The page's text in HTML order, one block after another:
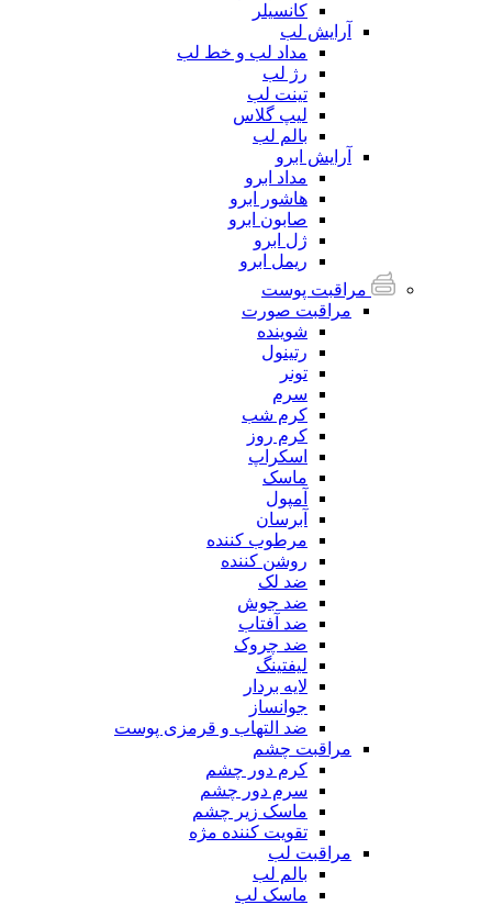
کانسیلر
آرایش لب
مداد لب و خط لب
رژ لب
تینت لب
لیپ گلاس
بالم لب
آرایش ابرو
مداد ابرو
هاشور ابرو
صابون ابرو
ژل ابرو
ریمل ابرو
مراقبت پوست
مراقبت صورت
شوینده
رتینول
تونر
سرم
کرم شب
کرم روز
اسکراپ
ماسک
آمپول
آبرسان
مرطوب کننده
روشن کننده
ضد لک
ضد جوش
ضد آفتاب
ضد چروک
لیفتینگ
لایه بردار
جوانساز
ضد التهاب و قرمزی پوست
مراقبت چشم
کرم دور چشم
سرم دور چشم
ماسک زیر چشم
تقویت کننده مژه
مراقبت لب
بالم لب
ماسک لب